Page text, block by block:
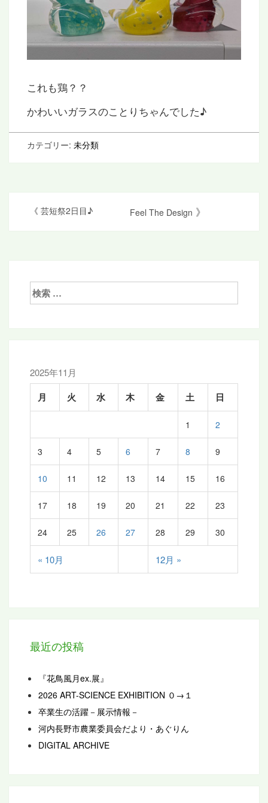
これも鶏？？
かわいいガラスのことりちゃんでした♪
カテゴリー: 未分類
《 芸短祭2日目♪ Feel The Design 》
検
索:
2025年11月
月 火 水 木 金 土 日
« 10月 12月 »
1 2
3 4 5 6 7 8 9
10 11 12 13 14 15 16
17 18 19 20 21 22 23
24 25 26 27 28 29 30
最近の投稿
『花鳥風月ex.展』
2026 ART-SCIENCE EXHIBITION ０→１
卒業生の活躍－展示情報－
河内長野市農業委員会だより・あぐりん
DIGITAL ARCHIVE